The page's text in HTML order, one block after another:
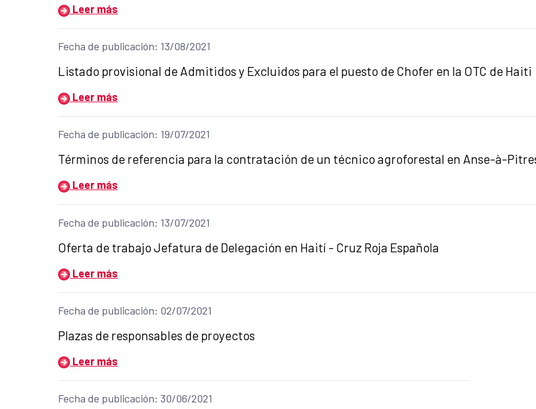
Leer más
Fecha de publicación: 13/08/2021
Título del anuncio:
Listado provisional de Admitidos y Excluidos para el puesto de Chofer en la OTC de Haiti
Leer más
Fecha de publicación: 19/07/2021
Título del anuncio:
Términos de referencia para la contratación de un técnico agroforestal en Anse-à-
Leer más
Fecha de publicación: 13/07/2021
Título del anuncio:
Oferta de trabajo Jefatura de Delegación en Haití - Cruz Roja Española
Leer más
Fecha de publicación: 02/07/2021
Título del anuncio:
Plazas de responsables de proyectos
Leer más
Fecha de publicación: 30/06/2021